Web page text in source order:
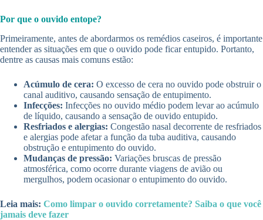
Por que o ouvido entope?
Primeiramente, antes de abordarmos os remédios caseiros, é importante
entender as situações em que o ouvido pode ficar entupido. Portanto,
dentre as causas mais comuns estão:
Acúmulo de cera: O excesso de cera no ouvido pode obstruir o
canal auditivo, causando sensação de entupimento.
Infecções: Infecções no ouvido médio podem levar ao acúmulo
de líquido, causando a sensação de ouvido entupido.
Resfriados e alergias: Congestão nasal decorrente de resfriados
e alergias pode afetar a função da tuba auditiva, causando
obstrução e entupimento do ouvido.
Mudanças de pressão: Variações bruscas de pressão
atmosférica, como ocorre durante viagens de avião ou
mergulhos, podem ocasionar o entupimento do ouvido.
Leia mais: Como limpar o ouvido corretamente? Saiba o que você
jamais deve fazer